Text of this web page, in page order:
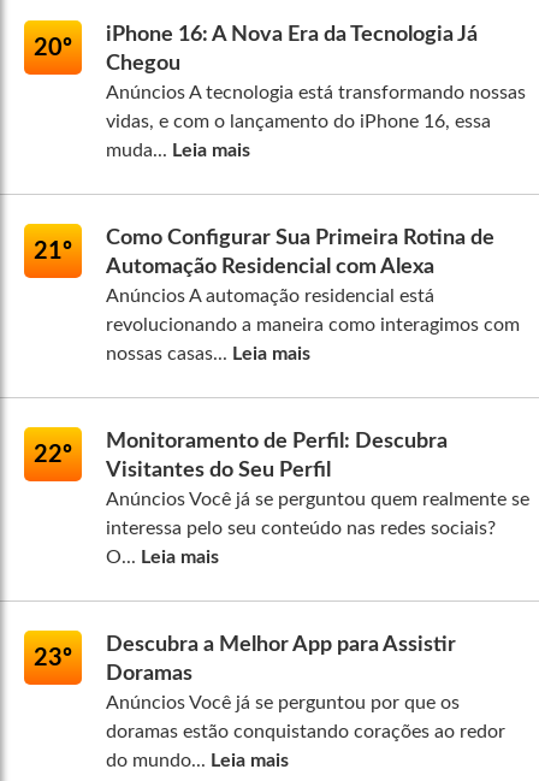
20º
iPhone 16: A Nova Era da Tecnologia Já
Chegou
Anúncios A tecnologia está transformando nossas
vidas, e com o lançamento do iPhone 16, essa
muda... Leia mais
21º
Como Configurar Sua Primeira Rotina de
Automação Residencial com Alexa
Anúncios A automação residencial está
revolucionando a maneira como interagimos com
nossas casas... Leia mais
22º
Monitoramento de Perfil: Descubra
Visitantes do Seu Perfil
Anúncios Você já se perguntou quem realmente se
interessa pelo seu conteúdo nas redes sociais?
O... Leia mais
23º
Descubra a Melhor App para Assistir
Doramas
Anúncios Você já se perguntou por que os
doramas estão conquistando corações ao redor
do mundo... Leia mais